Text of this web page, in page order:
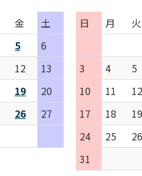
金
土
5
6
12
13
19
20
26
27
日 月 火
3 4
5
10
11
12
17
18
19
24
25
26
31